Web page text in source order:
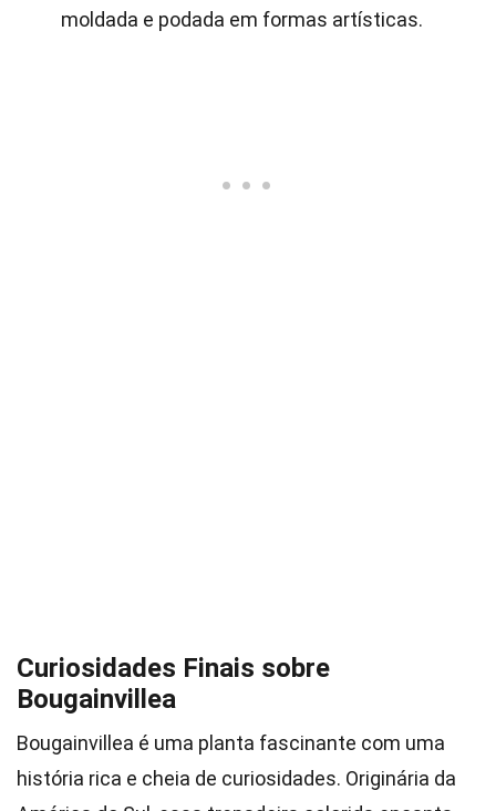
moldada e podada em formas artísticas.
Curiosidades Finais sobre
Bougainvillea
Bougainvillea é uma planta fascinante com uma
história rica e cheia de curiosidades. Originária da